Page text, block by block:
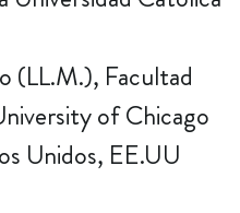
(LL.M.), Facultad
of Chicago
Unidos, EE.UU